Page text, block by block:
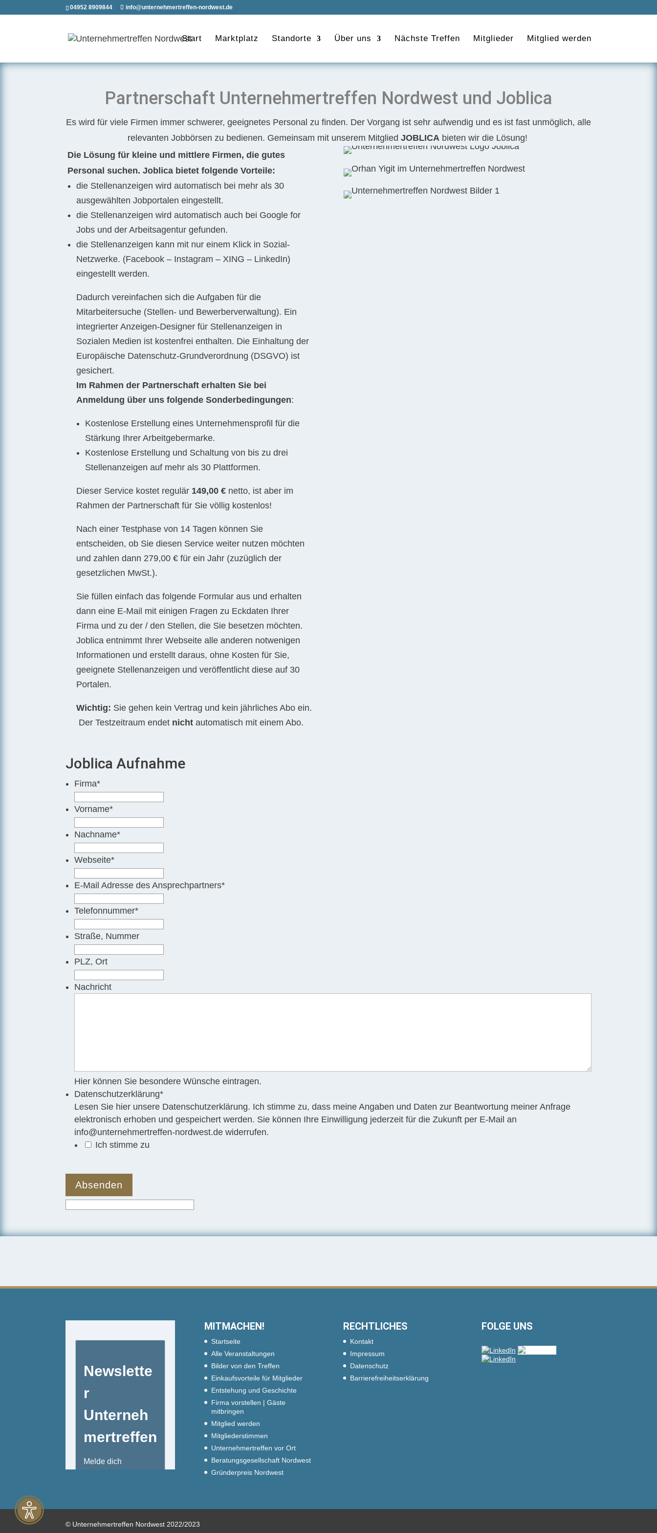
04952 8909844 info@unternehmertreffen-nordwest.de
Start Marktplatz Standorte Über uns Nächste Treffen Mitglieder Mitglied werden
Partnerschaft Unternehmertreffen Nordwest und Joblica
Es wird für viele Firmen immer schwerer, geeignetes Personal zu finden. Der Vorgang ist sehr aufwendig und es ist fast unmöglich, alle
relevanten Jobbörsen zu bedienen. Gemeinsam mit unserem Mitglied JOBLICAbieten wir die Lösung!
Die Lösung für kleine und mittlere Firmen, die gutes
Personal suchen. Joblica bietet folgende Vorteile:
die Stellenanzeigen wird automatisch bei mehr als 30
ausgewählten Jobportalen eingestellt.
die Stellenanzeigen wird automatisch auch bei Google for
Jobs und der Arbeitsagentur gefunden.
die Stellenanzeigen kann mit nur einem Klick in Sozial-
Netzwerke. (Facebook – Instagram – XING – LinkedIn)
eingestellt werden.
Dadurch vereinfachen sich die Aufgaben für die
Mitarbeitersuche (Stellen- und Bewerberverwaltung). Ein
integrierter Anzeigen-Designer für Stellenanzeigen in
Sozialen Medien ist kostenfrei enthalten. Die Einhaltung der
Europäische Datenschutz-Grundverordnung (DSGVO) ist
gesichert.
Im Rahmen der Partnerschaft erhalten Sie bei
Anmeldung über uns folgendeSonderbedingungen:
Kostenlose Erstellung eines Unternehmensprofil für die
Stärkung Ihrer Arbeitgebermarke.
Kostenlose Erstellung und Schaltung von bis zu drei
Stellenanzeigen auf mehr als 30 Plattformen.
Dieser Service kostet regulär 149,00 € netto, ist aber im
Rahmen der Partnerschaft für Sie völlig kostenlos!
Nach einer Testphase von 14 Tagen können Sie
entscheiden, ob Sie diesen Service weiter nutzen möchten
und zahlen dann 279,00 € für ein Jahr (zuzüglich der
gesetzlichen MwSt.).
Sie füllen einfach das folgende Formular aus und erhalten
dann eine E-Mail mit einigen Fragen zu Eckdaten Ihrer
Firma und zu der / den Stellen, die Sie besetzen möchten.
Joblica entnimmt Ihrer Webseite alle anderen notwenigen
Informationen und erstellt daraus, ohne Kosten für Sie,
geeignete Stellenanzeigen und veröffentlicht diese auf 30
Portalen.
Wichtig: Sie gehen kein Vertrag und kein jährliches Abo ein.
Der Testzeitraum endet nicht automatisch mit einem Abo.
Joblica Aufnahme
Firma*
Vorname*
Nachname*
Webseite*
E-Mail Adresse des Ansprechpartners*
Telefonnummer*
Straße, Nummer
PLZ, Ort
Nachricht
Hier können Sie besondere Wünsche eintragen.
Datenschutzerklärung*
Lesen Sie hier unsere Datenschutzerklärung. Ich stimme zu, dass meine Angaben und Daten zur Beantwortung meiner Anfrage
elektronisch erhoben und gespeichert werden. Sie können Ihre Einwilligung jederzeit für die Zukunft per E-Mail an
info@unternehmertreffen-nordwest.de widerrufen.
Ich stimme zu
Absenden
MITMACHEN!
Startseite
Alle Veranstaltungen
Bilder von den Treffen
Einkaufsvorteile für Mitglieder
Entstehung und Geschichte
Firma vorstellen | Gäste
mitbringen
Mitglied werden
Mitgliederstimmen
Unternehmertreffen vor Ort
Beratungsgesellschaft Nordwest
Gründerpreis Nordwest
RECHTLICHES
Kontakt
Impressum
Datenschutz
Barrierefreiheitserklärung
FOLGE UNS
© Unternehmertreffen Nordwest 2022/2023